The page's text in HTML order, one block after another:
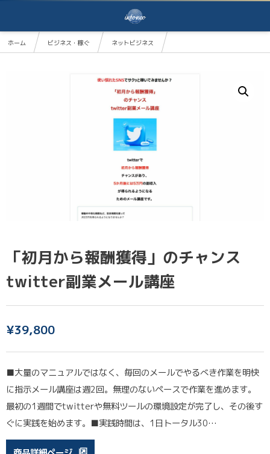
ホーム ビジネス・稼ぐ
ネットビジネス
「初月から報酬獲得」のチャンス
twitter副業メール講座
¥39,800
■大量のマニュアルではなく、毎回のメールでやるべき作業を明快
に指示メール講座は週2回。無理のないペースで作業を進めます。
最初の1週間でtwitterや無料ツールの環境設定が完了し、その後す
ぐに実践を始めます。■実践時間は、1日トータル30…